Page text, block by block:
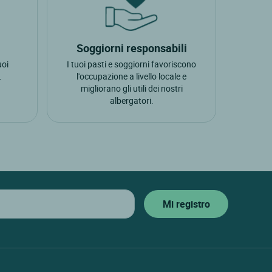
Soggiorni responsabili
I tuoi pasti e soggiorni favoriscono
l'occupazione a livello locale e
migliorano gli utili dei nostri
albergatori.